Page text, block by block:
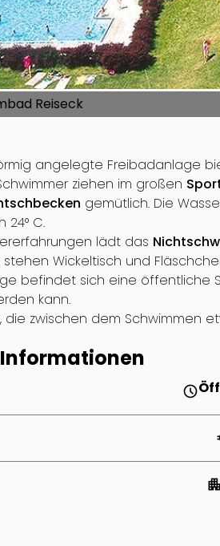
Reiseck
angelegte Freibadanlage
ziehen im großen
gemütlich. Die
24° C.
lädt das
stehen Wickeltisch und
befindet sich eine öffentliche
kann.
die zwischen dem Schwimmen
schedule
apartment